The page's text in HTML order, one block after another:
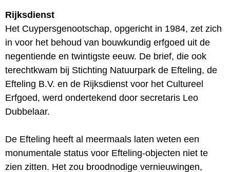
Rijksdienst
Het Cuypersgenootschap, opgericht in 1984, zet zich
in voor het behoud van bouwkundig erfgoed uit de
negentiende en twintigste eeuw. De brief, die ook
terechtkwam bij Stichting Natuurpark de Efteling, de
Efteling B.V. en de Rijksdienst voor het Cultureel
Erfgoed, werd ondertekend door secretaris Leo
Dubbelaar.
De Efteling heeft al meermaals laten weten een
monumentale status voor Efteling-objecten niet te
zien zitten. Het zou broodnodige vernieuwingen,